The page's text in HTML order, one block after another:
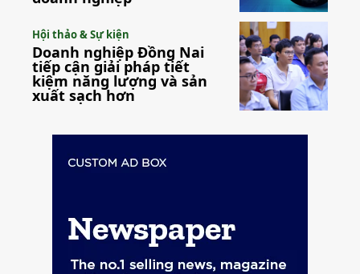
Hội thảo & Sự kiện
Doanh nghiệp Đồng Nai
tiếp cận giải pháp tiết
kiệm năng lượng và sản
xuất sạch hơn